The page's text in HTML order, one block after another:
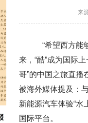
来
“希望西方能够
来，“酷”成为国际
哥”的中国之旅直播
被海外媒体提及：
新能源汽车体验“
国际平台。